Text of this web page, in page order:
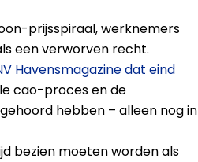
prijsspiraal, werknemers
een verworven recht.
Havensmagazine dat eind
cao-proces en de
hebben – alleen nog in
bezien moeten worden als